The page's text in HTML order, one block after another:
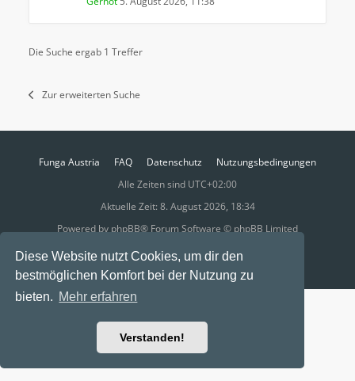
Diese Website nutzt Cookies, um dir den
bestmöglichen Komfort bei der Nutzung zu
bieten. Mehr erfahren
Verstanden!
Die Suche ergab 1 Treffer
Zur erweiterten Suche
Funga Austria FAQ Datenschutz
Nutzungsbedingungen
Alle Zeiten sind UTC+02:00
Aktuelle Zeit: 8. August 2026, 18:34
Powered by phpBB® Forum Software © phpBB Limited
Ravaio Theme byGramziu